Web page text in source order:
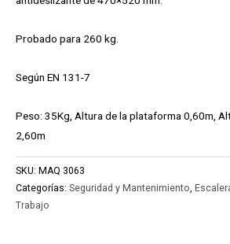
Probado para 260 kg.
Según EN 131-7
Peso: 35Kg, Altura de la plataforma 0,60m,
2,60m
SKU: MAQ 3063
Categorías: Seguridad y Mantenimiento,
Trabajo